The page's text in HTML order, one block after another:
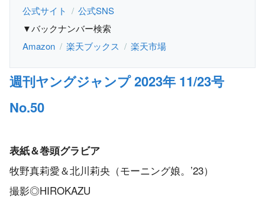
公式サイト
公式SNS
▼バックナンバー検索
Amazon
楽天ブックス 楽天市場
週刊ヤングジャンプ 2023年 11/23号
No.50
表紙＆巻頭グラビア
牧野真莉愛＆北川莉央（モーニング娘。’23）
撮影◎HIROKAZU